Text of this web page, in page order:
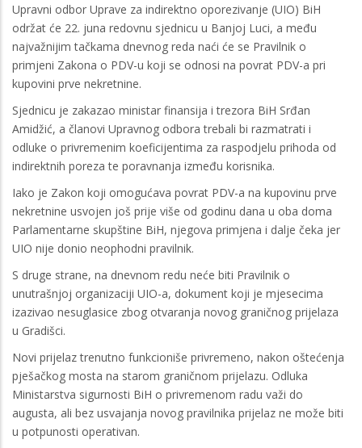
Upravni odbor Uprave za indirektno oporezivanje (UIO) BiH
održat će 22. juna redovnu sjednicu u Banjoj Luci, a među
najvažnijim tačkama dnevnog reda naći će se Pravilnik o
primjeni Zakona o PDV-u koji se odnosi na povrat PDV-a pri
kupovini prve nekretnine.
Sjednicu je zakazao ministar finansija i trezora BiH Srđan
Amidžić, a članovi Upravnog odbora trebali bi razmatrati i
odluke o privremenim koeficijentima za raspodjelu prihoda od
indirektnih poreza te poravnanja između korisnika.
Iako je Zakon koji omogućava povrat PDV-a na kupovinu prve
nekretnine usvojen još prije više od godinu dana u oba doma
Parlamentarne skupštine BiH, njegova primjena i dalje čeka jer
UIO nije donio neophodni pravilnik.
S druge strane, na dnevnom redu neće biti Pravilnik o
unutrašnjoj organizaciji UIO-a, dokument koji je mjesecima
izazivao nesuglasice zbog otvaranja novog graničnog prijelaza
u Gradišci.
Novi prijelaz trenutno funkcioniše privremeno, nakon oštećenja
pješačkog mosta na starom graničnom prijelazu. Odluka
Ministarstva sigurnosti BiH o privremenom radu važi do
augusta, ali bez usvajanja novog pravilnika prijelaz ne može biti
u potpunosti operativan.